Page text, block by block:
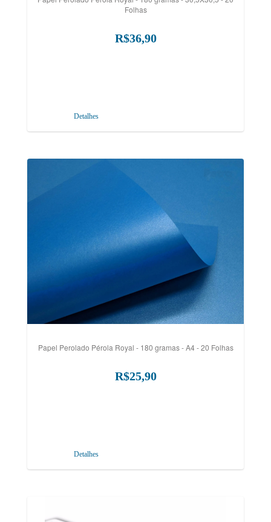
Folhas
R$36,90
Detalhes
Papel Perolado Pérola Royal - 180 gramas - A4 - 20 Folhas
R$25,90
Detalhes